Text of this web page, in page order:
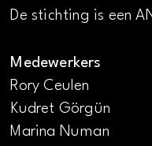
De stichting is een
Medewerkers
Rory Ceulen
Kudret Görgün
Marina Numan